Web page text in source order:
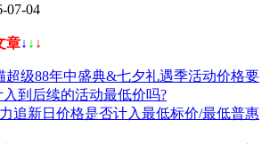
07-04
章↓ ↓ ↓
超级88年中盛典&七夕礼遇季活动价格要
到后续的活动最低价吗?
追新日价格是否计入最低标价/最低普惠